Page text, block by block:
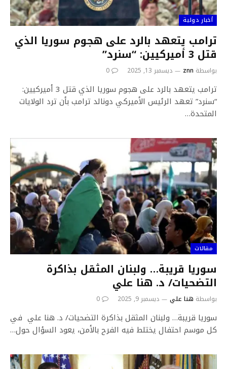
أخبار دولية
ترامب يتعهد بالرد على هجوم سوريا الذي
قتل 3 أميركيين: “سنرد”
بواسطة znn ديسمبر 13, 2025 0
ترامب يتعهد بالرد على هجوم سوريا الذي قتل 3 أميركيين:
“سنرد” تعهد الرئيس الأميركي دونالد ترامب بأن ترد الولايات
المتحدة…
مقالات
سوريا قريبة… ولبنان المثقل بذاكرة
التضحيات/ د. هنا علي
بواسطة هنا علي ديسمبر 9, 2025 0
سوريا قريبة… ولبنان المثقل بذاكرة التضحيات/ د. هنا علي في
كل موسم احتفال يختلط فيه الفرح بالأمن، يعود السؤال حول…